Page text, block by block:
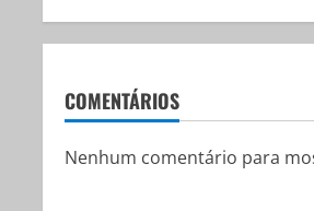
COMENTÁRIOS
Nenhum comentário para